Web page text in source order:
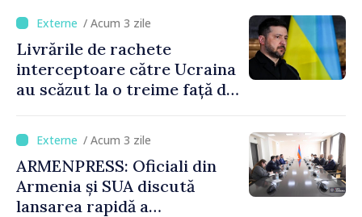
/ Acum 3 zile
Livrările de rachete
interceptoare către Ucraina
au scăzut la o treime față de
/ Acum 3 zile
ARMENPRESS: Oficiali din
Armenia și SUA discută
lansarea rapidă a